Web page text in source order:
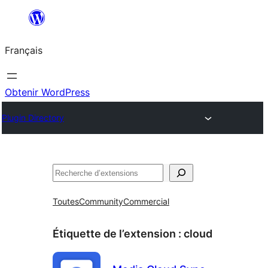
contenu
Français
Obtenir WordPress
Plugin Directory
Rechercher
ToutesCommunityCommercial
Étiquette de l’extension : cloud